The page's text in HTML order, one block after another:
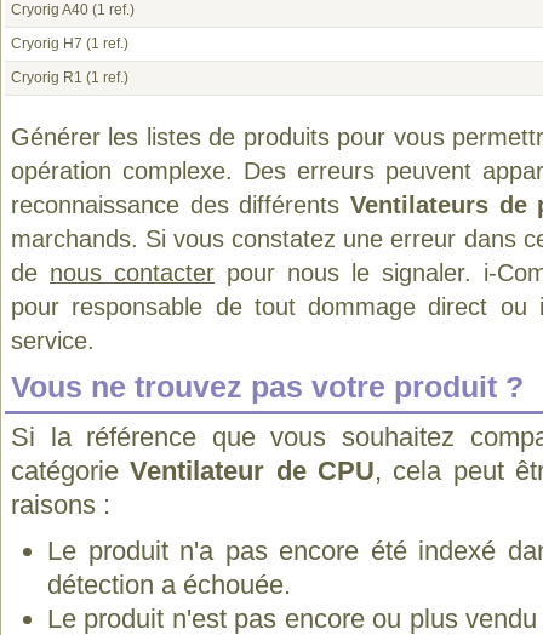
Cryorig A40 (1 ref.)
Cryorig H7 (1 ref.)
Cryorig R1 (1 ref.)
Générer les listes de produits pour vous
opération complexe. Des erreurs peuvent
reconnaissance des différents Ventilateurs de
marchands. Si vous constatez une erreur dans
de nous contacter pour nous le signaler. i-
pour responsable de tout dommage direct
service.
Vous ne trouvez pas votre produit ?
Si la référence que vous souhaitez
catégorieVentilateur de CPU, cela peut
raisons :
Le produit n'a pas encore été indexé
détection a échouée.
Le produit n'est pas encore ou plus